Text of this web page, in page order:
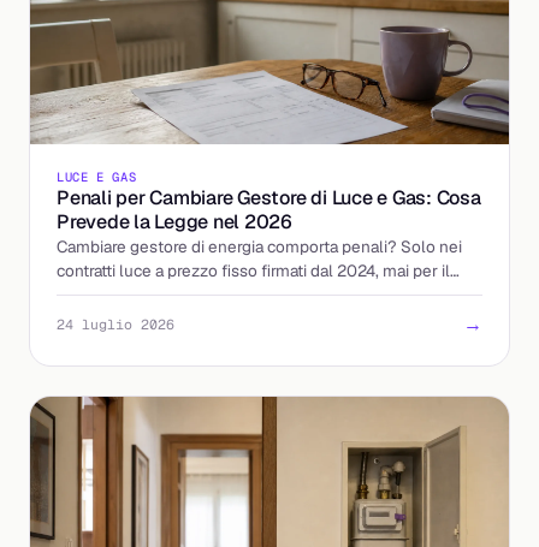
LUCE E GAS
Penali per Cambiare Gestore di Luce e Gas: Cosa
Prevede la Legge nel 2026
Cambiare gestore di energia comporta penali? Solo nei
contratti luce a prezzo fisso firmati dal 2024, mai per il
gas. Ecco le regole ARERA e come tutelarti.
24 luglio 2026 →